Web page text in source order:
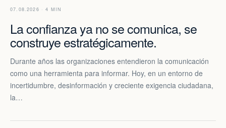
07.08.2026 · 4 MIN
La confianza ya no se comunica, se
construye estratégicamente.
Durante años las organizaciones entendieron la comunicación
como una herramienta para informar. Hoy, en un entorno de
incertidumbre, desinformación y creciente exigencia ciudadana,
la…